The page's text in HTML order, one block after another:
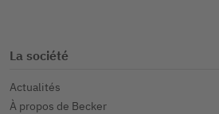
La société
Actualités
À propos de Becker